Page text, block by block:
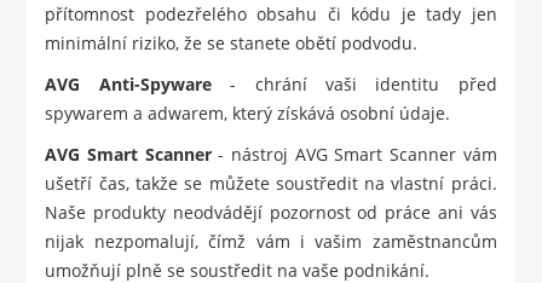
přítomnost podezřelého obsahu či kódu je tady jen
minimální riziko, že se stanete obětí podvodu.
AVG Anti-Spyware- chrání vaši identitu před
spywarem a adwarem, který získává osobní údaje.
AVG Smart Scanner- nástroj AVG Smart Scanner vám
ušetří čas, takže se můžete soustředit na vlastní práci.
Naše produkty neodvádějí pozornost od práce ani vás
nijak nezpomalují, čímž vám i vašim zaměstnancům
umožňují plně se soustředit na vaše podnikání.